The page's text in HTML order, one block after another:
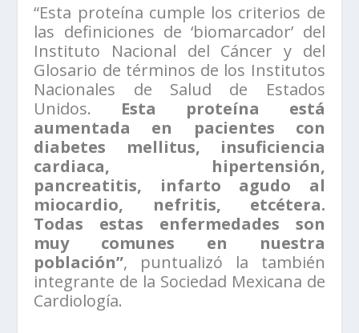
“Esta proteína cumple los criterios de
las definiciones de ‘biomarcador’ del
Instituto Nacional del Cáncer y del
Glosario de términos de los Institutos
Nacionales de Salud de Estados
Unidos. Esta proteína está
aumentada en pacientes con
diabetes mellitus, insuficiencia
cardiaca, hipertensión,
pancreatitis, infarto agudo al
miocardio, nefritis, etcétera.
Todas estas enfermedades son
muy comunes en nuestra
población”, puntualizó la también
integrante de la Sociedad Mexicana de
Cardiología.